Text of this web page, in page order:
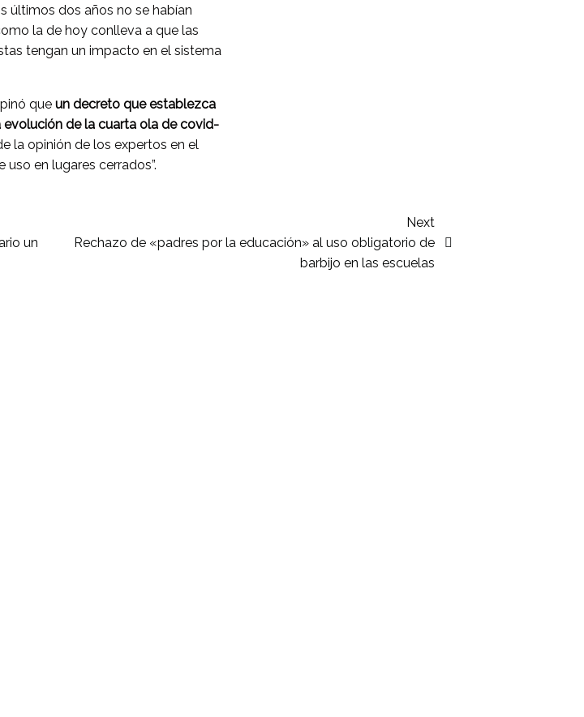
últimos dos años no se habían
la de hoy conlleva a que las
tengan un impacto en el sistema
que un decreto que establezca
de la cuarta ola de covid-
la opinión de los expertos en el
en lugares cerrados”.
un
Next
Rechazo de «padres por la educación» al uso obligatorio de
barbijo en las escuelas